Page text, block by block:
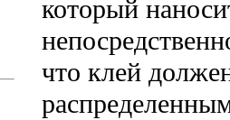
который
что клей